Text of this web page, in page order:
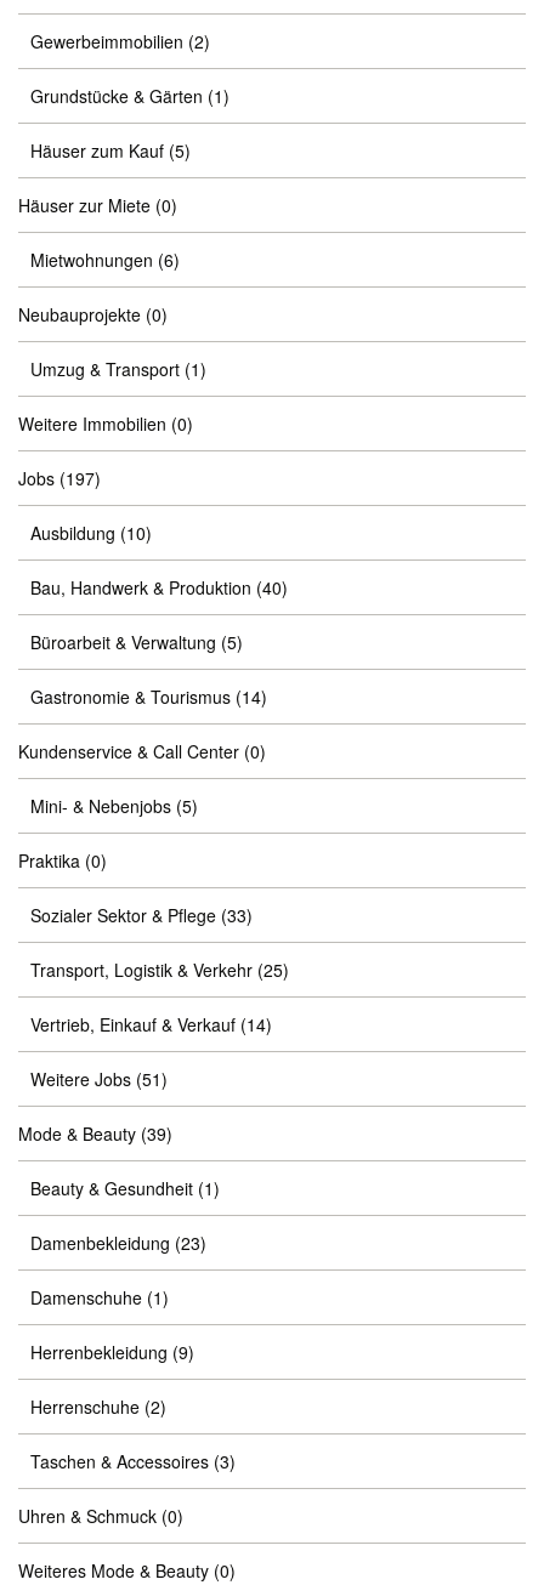
Gewerbeimmobilien (2)
Grundstücke & Gärten (1)
Häuser zum Kauf (5)
Häuser zur Miete (0)
Mietwohnungen (6)
Neubauprojekte (0)
Umzug & Transport (1)
Weitere Immobilien (0)
Jobs (197)
Ausbildung (10)
Bau, Handwerk & Produktion (40)
Büroarbeit & Verwaltung (5)
Gastronomie & Tourismus (14)
Kundenservice & Call Center (0)
Mini- & Nebenjobs (5)
Praktika (0)
Sozialer Sektor & Pflege (33)
Transport, Logistik & Verkehr (25)
Vertrieb, Einkauf & Verkauf (14)
Weitere Jobs (51)
Mode & Beauty (39)
Beauty & Gesundheit (1)
Damenbekleidung (23)
Damenschuhe (1)
Herrenbekleidung (9)
Herrenschuhe (2)
Taschen & Accessoires (3)
Uhren & Schmuck (0)
Weiteres Mode & Beauty (0)